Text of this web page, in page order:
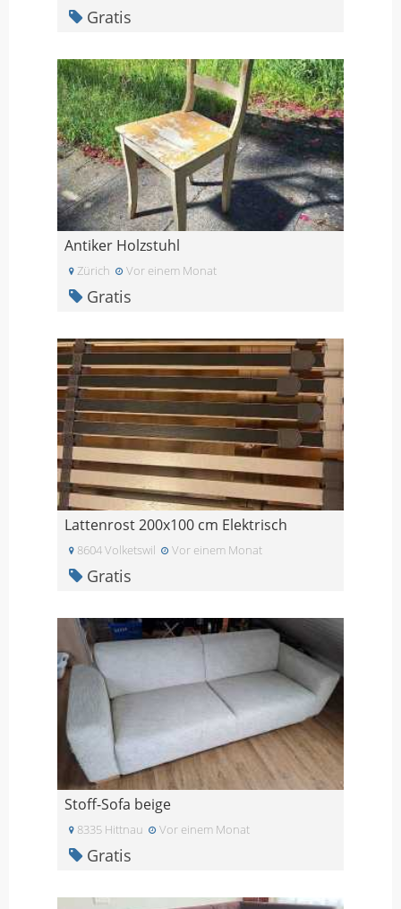
Gratis
Antiker Holzstuhl
Zürich Vor einem Monat
Gratis
Lattenrost 200x100 cm Elektrisch
8604 Volketswil Vor einem Monat
Gratis
Stoff-Sofa beige
8335 Hittnau Vor einem Monat
Gratis